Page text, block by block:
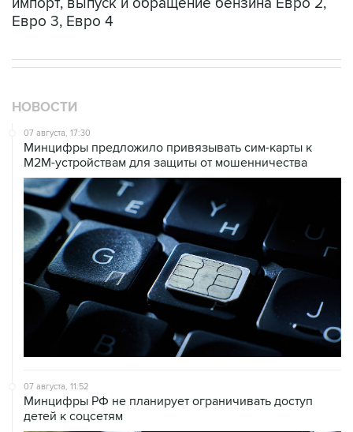
импорт, выпуск и обращение бензина Евро 2,
Евро 3, Евро 4
НОВОСТИ
07 августа, 17:30
Минцифры предложило привязывать сим-карты к
M2M-устройствам для защиты от мошенничества
07 августа, 11:52
Минцифры РФ не планирует ограничивать доступ
детей к соцсетям